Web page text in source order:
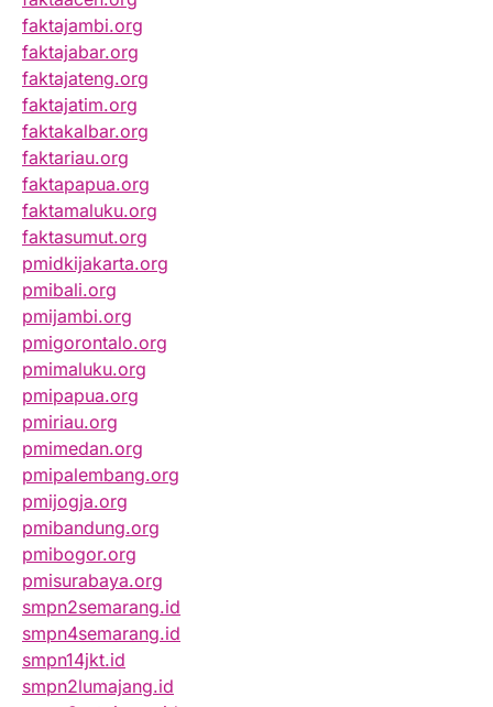
faktajambi.org
faktajabar.org
faktajateng.org
faktajatim.org
faktakalbar.org
faktariau.org
faktapapua.org
faktamaluku.org
faktasumut.org
pmidkijakarta.org
pmibali.org
pmijambi.org
pmigorontalo.org
pmimaluku.org
pmipapua.org
pmiriau.org
pmimedan.org
pmipalembang.org
pmijogja.org
pmibandung.org
pmibogor.org
pmisurabaya.org
smpn2semarang.id
smpn4semarang.id
smpn14jkt.id
smpn2lumajang.id